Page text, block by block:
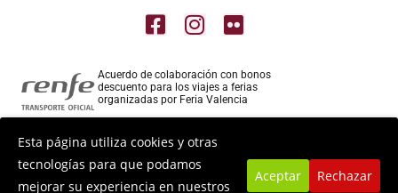
Acuerdo de colaboración con bonos
descuento para los viajes a ferias
organizadas por Feria Valencia
Colaborador aéreo para los viajes a ferias
organizadas por Feria Valencia
Esta página utiliza cookies y otras
tecnologías para que podamos
mejorar su experiencia en nuestros
Aceptar Rechazar